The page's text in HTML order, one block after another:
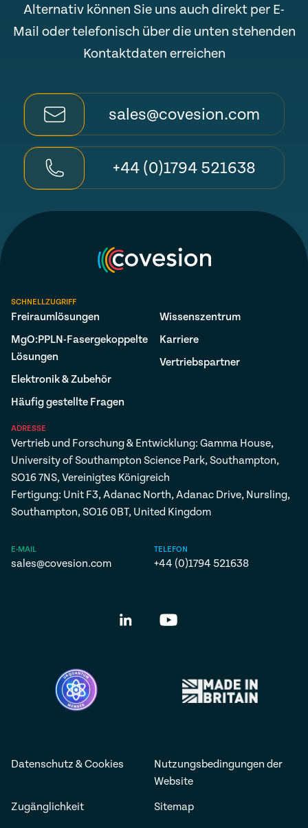
Alternativ können Sie uns auch direkt per E-
Mail oder telefonisch über die unten stehenden
Kontaktdaten erreichen
sales@covesion.com
+44 (0)1794 521638
SCHNELLZUGRIFF
Freiraumlösungen
MgO:PPLN-Fasergekoppelte
Lösungen
Elektronik & Zubehör
Häufig gestellte Fragen
Wissenszentrum
Karriere
Vertriebspartner
ADRESSE
Vertrieb und Forschung & Entwicklung: Gamma House,
University of Southampton Science Park, Southampton,
SO16 7NS, Vereinigtes Königreich
Fertigung: Unit F3, Adanac North, Adanac Drive, Nursling,
Southampton, SO16 0BT, United Kingdom
E-MAIL
sales@covesion.com
TELEFON
+44 (0)1794 521638
Datenschutz & Cookies
Nutzungsbedingungen der
Website
Zugänglichkeit
Sitemap